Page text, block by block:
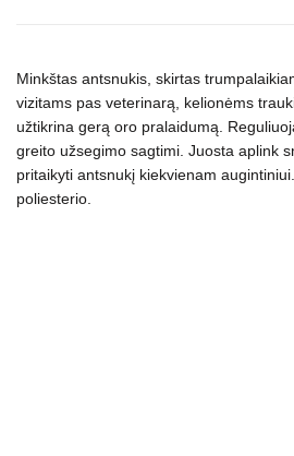
daudzums
Minkštas antsnukis, skirtas
vizitams pas veterinarą, kelionėms
užtikrina gerą oro pralaidumą.
greito užsegimo sagtimi. Juosta aplink
pritaikyti antsnukį kiekvienam
poliesterio.